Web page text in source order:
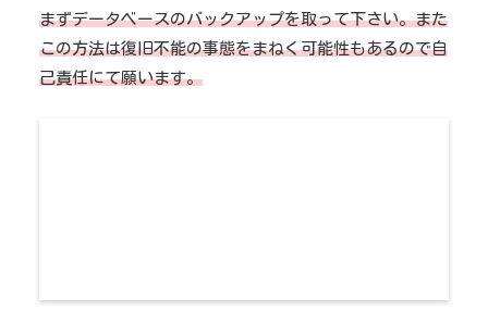
まずデータベースのバックアップを取って下さい。また
この方法は復旧不能の事態をまねく可能性もあるので自
己責任にて願います。